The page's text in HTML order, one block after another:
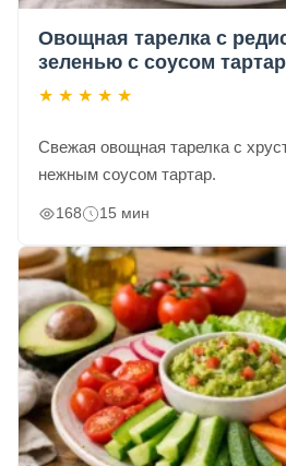
Овощная тарелка с
зеленью с соусом тартар
★ ★ ★ ★ ★
Свежая овощная тарелка с
нежным соусом тартар.
168 15 мин